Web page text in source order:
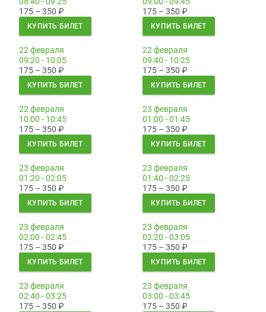
175 – 350 ₽
КУПИТЬ БИЛЕТ
175 – 350 ₽
КУПИТЬ БИЛЕТ
22 февраля
09:20 - 10:05
175 – 350 ₽
КУПИТЬ БИЛЕТ
22 февраля
09:40 - 10:25
175 – 350 ₽
КУПИТЬ БИЛЕТ
22 февраля
10:00 - 10:45
175 – 350 ₽
КУПИТЬ БИЛЕТ
23 февраля
01:00 - 01:45
175 – 350 ₽
КУПИТЬ БИЛЕТ
23 февраля
01:20 - 02:05
175 – 350 ₽
КУПИТЬ БИЛЕТ
23 февраля
01:40 - 02:25
175 – 350 ₽
КУПИТЬ БИЛЕТ
23 февраля
02:00 - 02:45
175 – 350 ₽
КУПИТЬ БИЛЕТ
23 февраля
02:20 - 03:05
175 – 350 ₽
КУПИТЬ БИЛЕТ
23 февраля
02:40 - 03:25
175 – 350 ₽
23 февраля
03:00 - 03:45
175 – 350 ₽